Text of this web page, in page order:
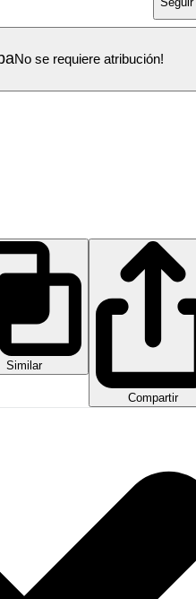
No se requiere atribución!
Similar
Compartir